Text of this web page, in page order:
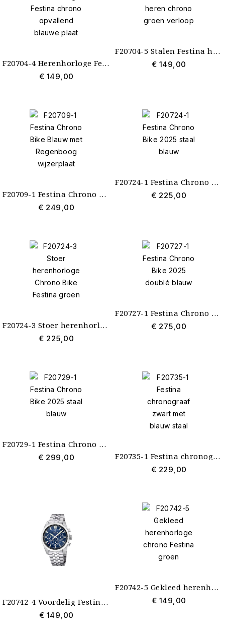
F20704-4 Herenhorloge Festina chrono opvallend blauwe plaat
€ 149,00
F20704-5 Stalen Festina heren chrono groen verloop
€ 149,00
F20709-1 Festina Chrono Bike Blauw met Regenboog wijzerplaat
€ 249,00
F20724-1 Festina Chrono Bike 2025 staal blauw
€ 225,00
F20724-3 Stoer herenhorloge Chrono Bike Festina groen
€ 225,00
F20727-1 Festina Chrono Bike 2025 doublé blauw
€ 275,00
F20729-1 Festina Chrono Bike 2025 staal blauw
€ 299,00 F20735-1 Festina chronograaf zwart met blauw staal
€ 229,00
F20742-4 Voordelig Festina herenhorloge chrono blauw
€ 149,00
F20742-5 Gekleed herenhorloge chrono Festina groen
€ 149,00